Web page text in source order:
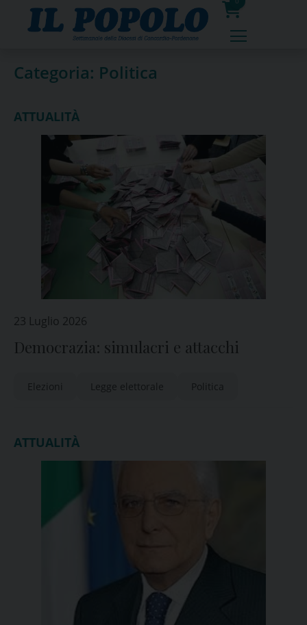
0
prodotti
Categoria: Politica
ATTUALITÀ
23 Luglio 2026
Democrazia: simulacri e attacchi
Elezioni Legge elettorale Politica
ATTUALITÀ